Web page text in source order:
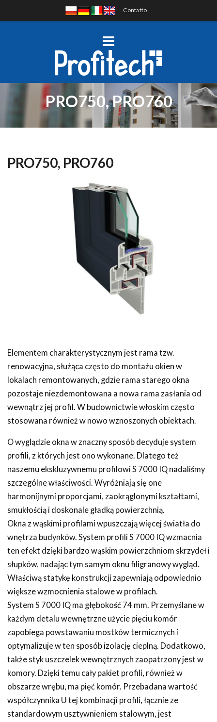
Contatto
PRO750, PRO760
PRO750, PRO760
Elementem charakterystycznym jest rama tzw.
renowacyjna, służąca często do montażu okien w
lokalach remontowanych, gdzie rama starego okna
pozostaje niezdemontowana a nowa rama zasłania od
wewnątrz jej profil. W budownictwie włoskim często
stosowana również w nowo wznoszonych obiektach.
O wyglądzie okna w znaczny sposób decyduje system
profili, z których jest ono wykonane. Dlatego też
naszemu ekskluzywnemu profilowi S 7000 IQ nadaliśmy
szczególne właściwości. Wyróżniają się one
harmonijnymi proporcjami, zaokrąglonymi kształtami,
smukłością i doskonale gładką powierzchnią.
Okna z wąskimi profilami wpuszczają więcej światła do
wnętrza budynków. System profili S 7000 IQ wzmacnia
ten efekt dzięki bardzo wąskim powierzchniom skrzydeł i
słupków, nadając tym samym oknu filigranowy wygląd.
Właściwą statykę konstrukcji zapewniają odpowiednio
większe wzmocnienia stalowe w profilach.
System S 7000 IQ ma głębokość 74 mm. Przemyślane w
każdym detalu wewnętrzne użycie pięciu komór
zapobiega powstawaniu mostków termicznych i
optymalizuje w ten sposób izolację cieplną. Dodatkowo,
także styk uszczelek wewnętrznych zaopatrzony jest w
komory. Dzięki temu cały pakiet profili, również w
obszarze wrębu, ma pięć komór. Przebadana wartość
współczynnika U tej kombinacji profili, łącznie ze
standardowym usztywnieniem stalowym, jest